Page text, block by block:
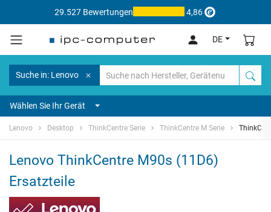
29.527 Bewertungen 4,86
DE
Suche in: Lenovo
Wählen Sie Ihr Gerät
Lenovo Desktop ThinkCentre Serie ThinkCentre M Serie
Lenovo ThinkCentre M90s (11D6)
Ersatzteile